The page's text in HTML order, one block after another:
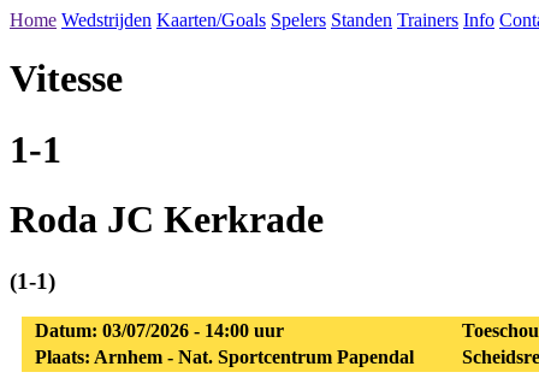
Home Wedstrijden Kaarten/Goals Spelers Standen Trainers Info
Vitesse
1-1
Roda JC Kerkrade
(1-1)
Datum: 03/07/2026 - 14:00 uur
Plaats: Arnhem - Nat. Sportcentrum Papendal